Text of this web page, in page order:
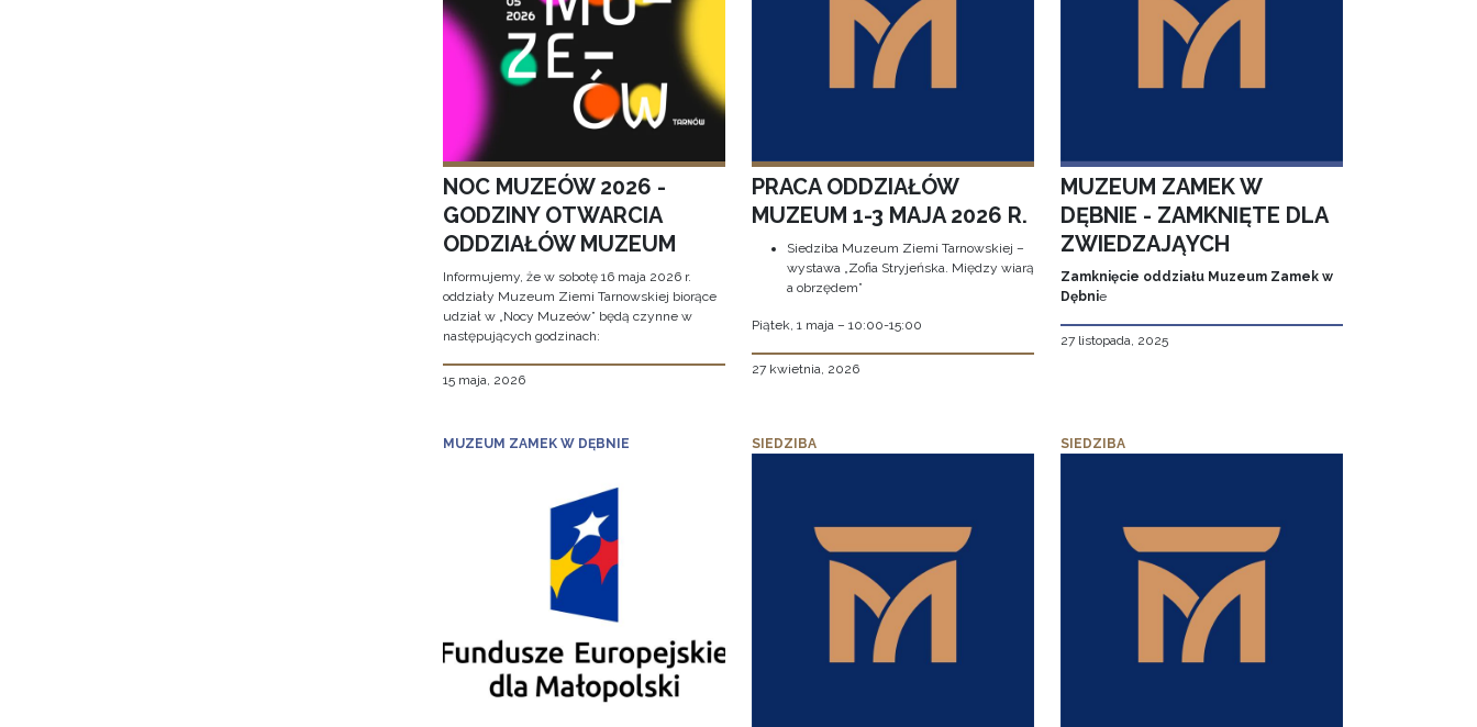
NOC MUZEÓW 2026 -
GODZINY OTWARCIA
ODDZIAŁÓW MUZEUM
Informujemy, że w sobotę 16 maja 2026 r.
oddziały Muzeum Ziemi Tarnowskiej biorące
udział w „Nocy Muzeów” będą czynne w
następujących godzinach:
15 maja, 2026
PRACA ODDZIAŁÓW
MUZEUM 1-3 MAJA 2026 R.
Siedziba Muzeum Ziemi Tarnowskiej –
wystawa „Zofia Stryjeńska. Między wiarą
a obrzędem”
Piątek, 1 maja – 10:00-15:00
27 kwietnia, 2026
MUZEUM ZAMEK W
DĘBNIE - ZAMKNIĘTE DLA
ZWIEDZAJĄYCH
Zamknięcie oddziału Muzeum Zamek w
Dębnie
27 listopada, 2025
MUZEUM ZAMEK W DĘBNIE SIEDZIBA SIEDZIBA